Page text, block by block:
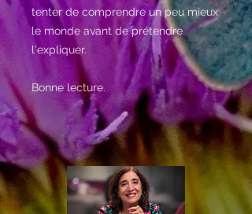
tenter de comprendre un peu mieux
le monde avant de prétendre
l'expliquer.
Bonne lecture.